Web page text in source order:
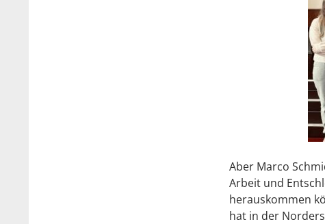
Aber Marco
Arbeit und
herauskommen
hat in der